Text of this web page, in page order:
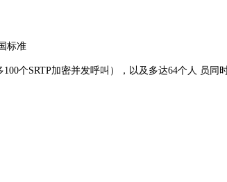
标准
个SRTP加密并发呼叫），以及多达64个人 员同